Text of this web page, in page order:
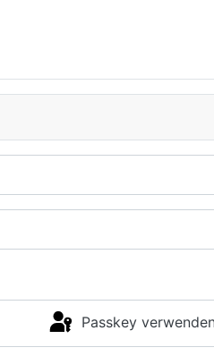
Passkey